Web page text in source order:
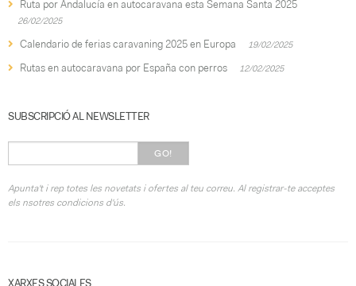
Ruta por Andalucía en autocaravana esta Semana Santa 2025
26/02/2025
Calendario de ferias caravaning 2025 en Europa 19/02/2025
Rutas en autocaravana por España con perros 12/02/2025
SUBSCRIPCIÓ AL NEWSLETTER
GO!
Apunta't i rep totes les novetats i ofertes al teu correu. Al registrar-te acceptes
els nsotres condicions d'ús.
XARXES SOCIALES